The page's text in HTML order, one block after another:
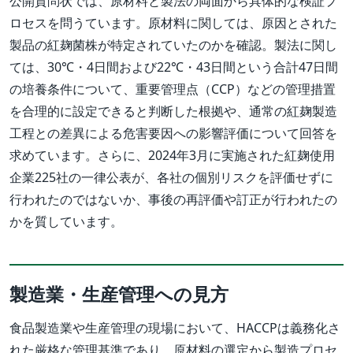
ロセスを問うています。原材料に関しては、原因とされた
製品の紅麹菌株が特定されていたのかを確認。製法に関し
ては、30℃・4日間および22℃・43日間という合計47日間
の培養条件について、重要管理点（CCP）などの管理措置
を合理的に設定できると判断した根拠や、通常の紅麹製造
工程との差異による危害要因への影響評価について回答を
求めています。さらに、2024年3月に実施された紅麹使用
企業225社の一律公表が、各社の個別リスクを評価せずに
行われたのではないか、事後の再評価や訂正が行われたの
かを質しています。
製造業・生産管理への見方
食品製造業や生産管理の現場において、HACCPは義務化さ
れた厳格な管理基準であり、原材料の選定から製造プロセ